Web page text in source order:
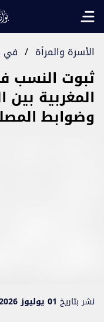
Open main menu
الأسرة والمرأة / في
ثبوت النسب
المغربية
وضوابط
نشر بتاريخ 01 يوليوز 2026 على الساعة 11:22